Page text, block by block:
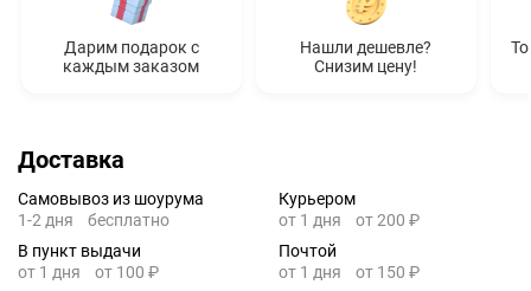
Дарим подарок с
каждым заказом
Нашли дешевле?
Снизим цену!
Доставка
Самовывоз из шоурума
1-2 дня
бесплатно
Курьером
от 1 дня
от 200 ₽
В пункт выдачи
от 1 дня
от 100 ₽
Почтой
от 1 дня
от 150 ₽